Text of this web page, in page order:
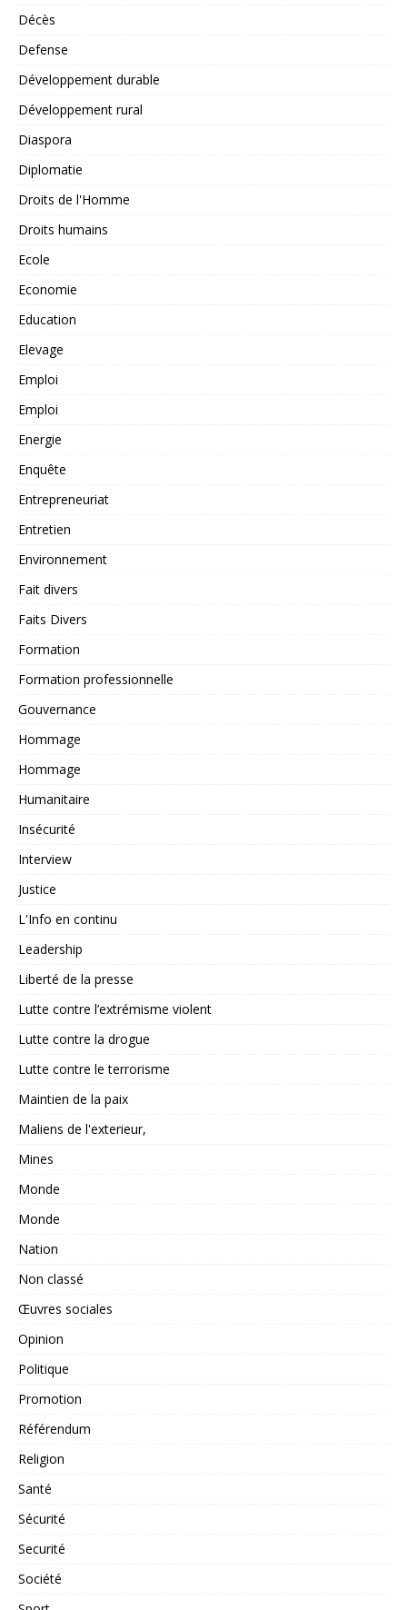
Décès
Defense
Développement durable
Développement rural
Diaspora
Diplomatie
Droits de l'Homme
Droits humains
Ecole
Economie
Education
Elevage
Emploi
Emploi
Energie
Enquête
Entrepreneuriat
Entretien
Environnement
Fait divers
Faits Divers
Formation
Formation professionnelle
Gouvernance
Hommage
Hommage
Humanitaire
Insécurité
Interview
Justice
L'Info en continu
Leadership
Liberté de la presse
Lutte contre l’extrémisme violent
Lutte contre la drogue
Lutte contre le terrorisme
Maintien de la paix
Maliens de l'exterieur,
Mines
Monde
Monde
Nation
Non classé
Œuvres sociales
Opinion
Politique
Promotion
Référendum
Religion
Santé
Sécurité
Securité
Société